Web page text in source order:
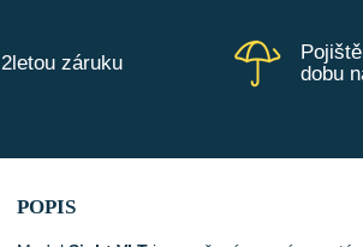
2letou záruku
dobu
POPIS